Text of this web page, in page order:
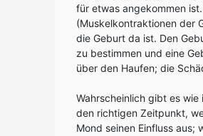
für etwas angekommen
(Muskelkontraktionen der
die Geburt da ist. Den
zu bestimmen und eine
über den Haufen; die
Wahrscheinlich gibt es
den richtigen Zeitpunkt,
Mond seinen Einfluss